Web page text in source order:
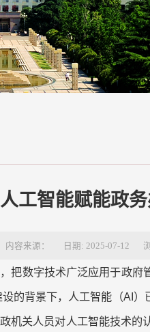
人工智能赋能政
内容来源： 日期: 2025-07-12
把数字技术广泛应用于政
的背景下，人工智能（AI ）
机关人员对人工智能技术